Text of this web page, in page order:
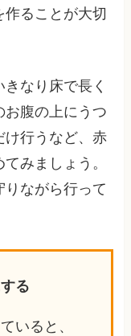
ることが大切
なり床で長く
お腹の上にうつ
け行うなど、赤
みましょう。
りながら行って
る
いると、